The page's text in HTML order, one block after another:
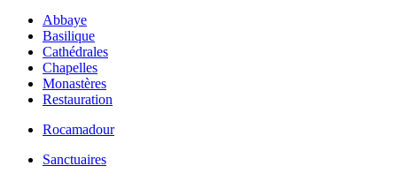
Abbaye
Basilique
Cathédrales
Chapelles
Monastères
Restauration
Rocamadour
Sanctuaires